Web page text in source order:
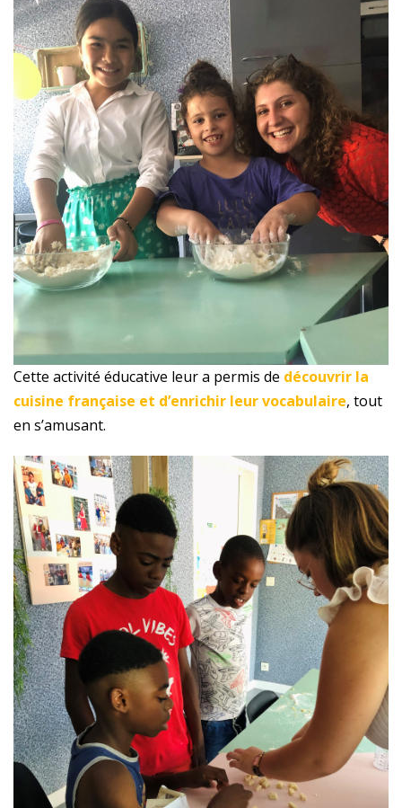
Cette activité éducative leur a permis de découvrir la
cuisine française et d’enrichir leur vocabulaire, tout
en s’amusant.